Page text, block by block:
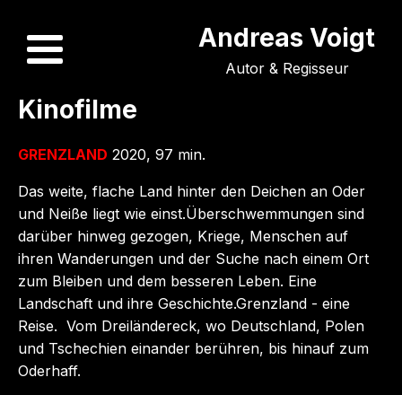
Andreas Voigt
Autor & Regisseur
Kinofilme
GRENZLAND 2020, 97 min.
Das weite, flache Land hinter den Deichen an Oder
und Neiße liegt wie einst.Überschwemmungen sind
darüber hinweg gezogen, Kriege, Menschen auf
ihren Wanderungen und der Suche nach einem Ort
zum Bleiben und dem besseren Leben. Eine
Landschaft und ihre Geschichte.Grenzland - eine
Reise. Vom Dreiländereck, wo Deutschland, Polen
und Tschechien einander berühren, bis hinauf zum
Oderhaff.